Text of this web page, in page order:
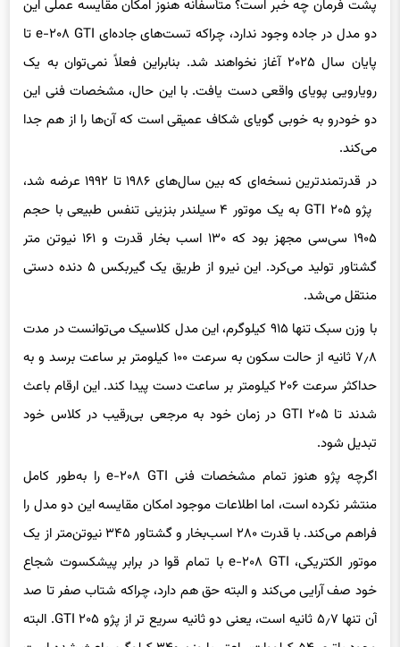
پشت فرمان چه خبر است؟ متأسفانه هنوز امکان مقایسه عملی این
دو مدل در جاده وجود ندارد، چراکه تست‌های جاده‌ای e-۲۰۸ GTI تا
پایان سال ۲۰۲۵ آغاز نخواهند شد. بنابراین فعلاً نمی‌توان به یک
رویارویی پویای واقعی دست یافت. با این حال، مشخصات فنی این
دو خودرو به‌ خوبی گویای شکاف عمیقی است که آن‌ها را از هم جدا
می‌کند.
در قدرتمندترین نسخه‌ای که بین سال‌های ۱۹۸۶ تا ۱۹۹۲ عرضه شد،
پژو ۲۰۵ GTI به یک موتور ۴ سیلندر بنزینی تنفس طبیعی با حجم
۱۹۰۵ سی‌سی مجهز بود که ۱۳۰ اسب‌ بخار قدرت و ۱۶۱ نیوتن‌ متر
گشتاور تولید می‌کرد. این نیرو از طریق یک گیربکس ۵ دنده دستی
منتقل می‌شد.
با وزن سبک تنها ۹۱۵ کیلوگرم، این مدل کلاسیک می‌توانست در مدت
۷٫۸ ثانیه از حالت سکون به سرعت ۱۰۰ کیلومتر بر ساعت برسد و به
حداکثر سرعت ۲۰۶ کیلومتر بر ساعت دست پیدا کند. این ارقام باعث
شدند تا ۲۰۵ GTI در زمان خود به مرجعی بی‌رقیب در کلاس خود
تبدیل شود.
اگرچه پژو هنوز تمام مشخصات فنی e-۲۰۸ GTI را به‌طور کامل
منتشر نکرده است، اما اطلاعات موجود امکان مقایسه این دو مدل را
فراهم می‌کند. با قدرت ۲۸۰ اسب‌بخار و گشتاور ۳۴۵ نیوتن‌متر از یک
موتور الکتریکی، e-۲۰۸ GTI با تمام قوا در برابر پیشکسوت شجاع
خود صف‌ آرایی می‌کند و البته حق هم دارد، چراکه شتاب صفر تا صد
آن تنها ۵٫۷ ثانیه است، یعنی دو ثانیه سریع‌ تر از پژو ۲۰۵ GTI. البته